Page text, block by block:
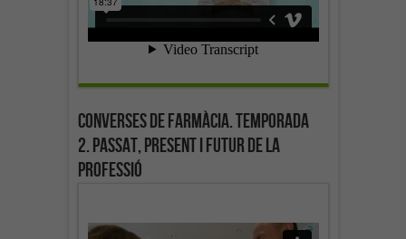
Converses de farmàcia. Temporada
2. Passat, present i futur de la
professió